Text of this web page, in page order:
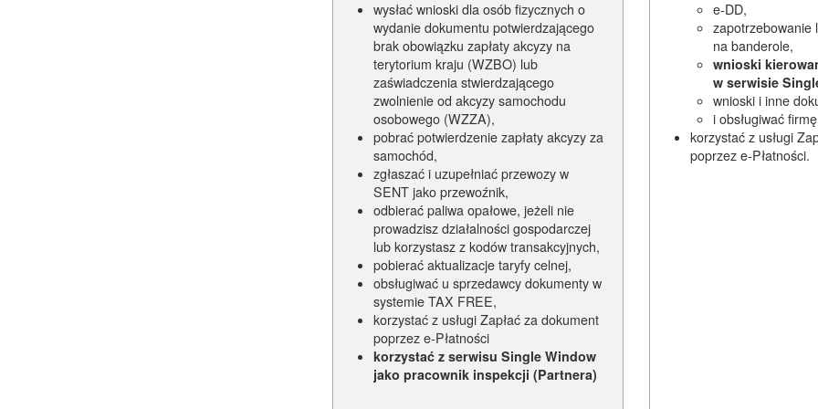
wysłać wnioski dla osób fizycznych o
wydanie dokumentu potwierdzającego
brak obowiązku zapłaty akcyzy na
terytorium kraju (WZBO) lub
zaświadczenia stwierdzającego
zwolnienie od akcyzy samochodu
osobowego (WZZA),
pobrać potwierdzenie zapłaty akcyzy za
samochód,
zgłaszać i uzupełniać przewozy w
SENT jako przewoźnik,
odbierać paliwa opałowe, jeżeli nie
prowadzisz działalności gospodarczej
lub korzystasz z kodów transakcyjnych,
pobierać aktualizacje taryfy celnej,
obsługiwać u sprzedawcy dokumenty w
systemie TAX FREE,
korzystać z usługi Zapłać za dokument
poprzez e-Płatności
korzystać z serwisu Single Window
jako pracownik inspekcji (Partnera)
e-DD,
zapotrzebowanie
na banderole,
wnioski
w serwisie
wnioski i inne
i obsługiwać
korzystać z usługi
poprzez e-Płatności.